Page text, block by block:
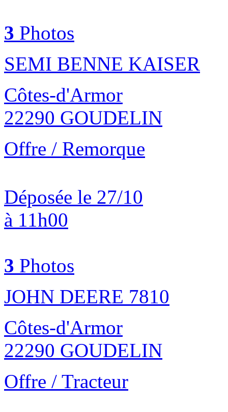
3 Photos
SEMI BENNE KAISER
Côtes-d'Armor
22290 GOUDELIN
Offre / Remorque
Déposée le 27/10
à 11h00
3 Photos
JOHN DEERE 7810
Côtes-d'Armor
22290 GOUDELIN
Offre / Tracteur